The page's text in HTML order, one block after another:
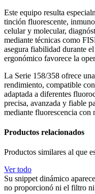
Este equipo resulta
tinción fluorescente,
celular y molecular,
mediante técnicas como
asegura fiabilidad durante
ergonómico favorece la
La Serie 158/358 ofrece
rendimiento, compatible
adaptada a diferentes
precisa, avanzada y fiable
mediante fluorescencia con
Productos relacionados
Productos similares al que
Ver todo
Su snippet dinámico
no proporcionó ni el filtro ni